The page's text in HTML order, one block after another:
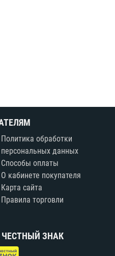
Политика обработки
персональных данных
Способы оплаты
О кабинете покупателя
Карта сайта
Правила торговли
ЗНАК